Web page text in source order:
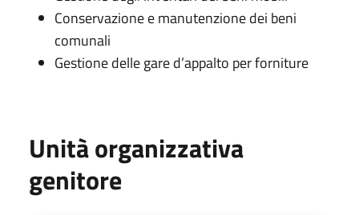
Conservazione e manutenzione dei beni
comunali
Gestione delle gare d’appalto per forniture
Unità organizzativa
genitore